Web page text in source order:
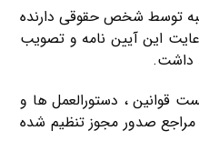
یا شعبه توسط شخص حقوقی دارنده
این آیین نامه و تصویب
داشت.
قوانین ، دستورالعمل ها و
صدور مجوز تنظیم شده